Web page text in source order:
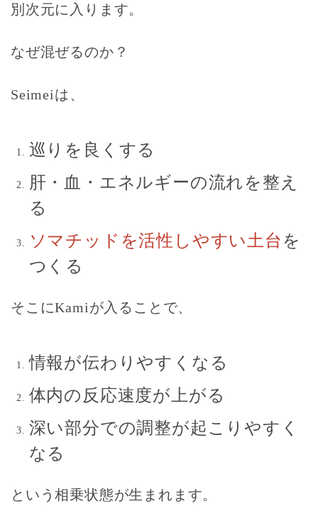
別次元に入ります。
なぜ混ぜるのか？
Seimeiは、
巡りを良くする
肝・血・エネルギーの流れを整え
る
ソマチッドを活性しやすい土台を
つくる
そこにKamiが入ることで、
情報が伝わりやすくなる
体内の反応速度が上がる
深い部分での調整が起こりやすく
なる
という相乗状態が生まれます。